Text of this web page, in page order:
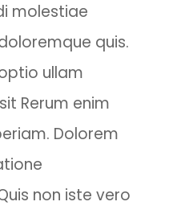
molestiae
quis.
ullam
Rerum enim
Dolorem
non iste vero